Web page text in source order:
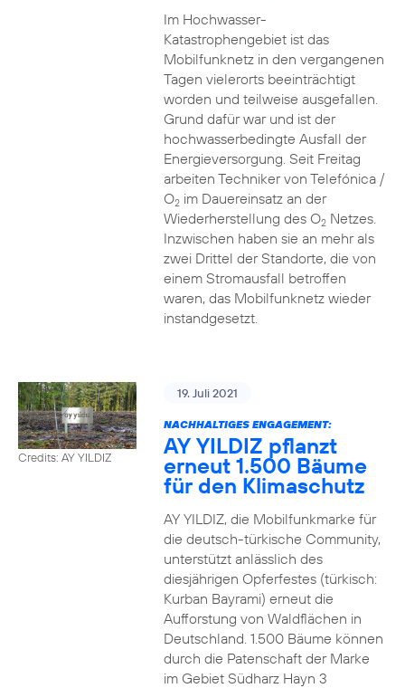
Im Hochwasser-
Katastrophengebiet ist das
Mobilfunknetz in den vergangenen
Tagen vielerorts beeinträchtigt
worden und teilweise ausgefallen.
Grund dafür war und ist der
hochwasserbedingte Ausfall der
Energieversorgung. Seit Freitag
arbeiten Techniker von Telefónica /
O2im Dauereinsatz an der
Wiederherstellung des O2Netzes.
Inzwischen haben sie an mehr als
zwei Drittel der Standorte, die von
einem Stromausfall betroffen
waren, das Mobilfunknetz wieder
instandgesetzt.
Credits: AY YILDIZ
19. Juli 2021
NACHHALTIGES ENGAGEMENT:
AY YILDIZ pflanzt
erneut 1.500 Bäume
für den Klimaschutz
AY YILDIZ, die Mobilfunkmarke für
die deutsch-türkische Community,
unterstützt anlässlich des
diesjährigen Opferfestes (türkisch:
Kurban Bayrami) erneut die
Aufforstung von Waldflächen in
Deutschland. 1.500 Bäume können
durch die Patenschaft der Marke
im Gebiet Südharz Hayn 3